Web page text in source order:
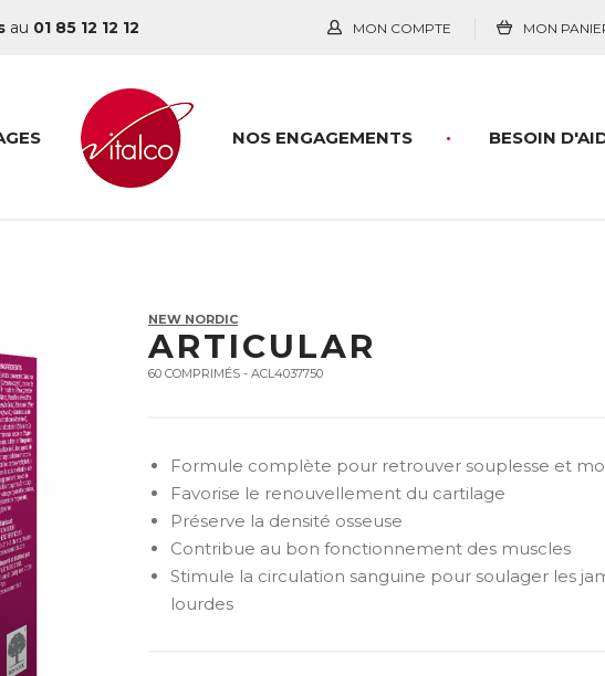
au 01 85 12 12 12 MON COMPTE MON
BESOIN
NOS ENGAGEMENTS
NEW NORDIC
ARTICULAR
60 COMPRIMÉS - ACL4037750
Formule complète pour retrouver souplesse et
Favorise le renouvellement du cartilage
Préserve la densité osseuse
Contribue au bon fonctionnement des muscles
Stimule la circulation sanguine pour soulager les
lourdes